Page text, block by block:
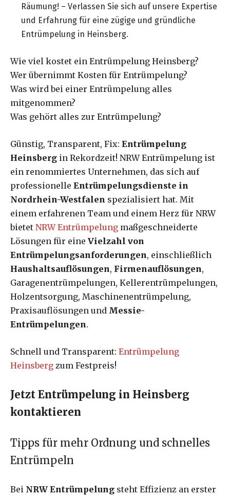
Räumung! – Verlassen Sie sich auf unsere Expertise
und Erfahrung für eine zügige und gründliche
Entrümpelung in Heinsberg.
Wie viel kostet ein Entrümpelung Heinsberg?
Wer übernimmt Kosten für Entrümpelung?
Was wird bei einer Entrümpelung alles
mitgenommen?
Was gehört alles zur Entrümpelung?
Günstig, Transparent, Fix: Entrümpelung
Heinsberg in Rekordzeit! NRW Entrümpelung ist
ein renommiertes Unternehmen, das sich auf
professionelle Entrümpelungsdienste in
Nordrhein-Westfalen spezialisiert hat. Mit
einem erfahrenen Team und einem Herz für NRW
bietet NRW Entrümpelung maßgeschneiderte
Lösungen für eine Vielzahl von
Entrümpelungsanforderungen, einschließlich
Haushaltsauflösungen, Firmenauflösungen,
Garagenentrümpelungen, Kellerentrümpelungen,
Holzentsorgung, Maschinenentrümpelung,
Praxisauflösungen und Messie-
Entrümpelungen.
Schnell und Transparent: Entrümpelung
Heinsberg zum Festpreis!
Jetzt Entrümpelung in Heinsberg
kontaktieren
Tipps für mehr Ordnung und schnelles
Entrümpeln
Bei NRW Entrümpelung steht Effizienz an erster